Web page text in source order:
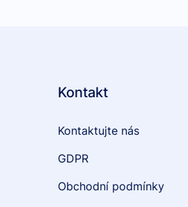
Kontakt
Kontaktujte nás
GDPR
Obchodní podmínky